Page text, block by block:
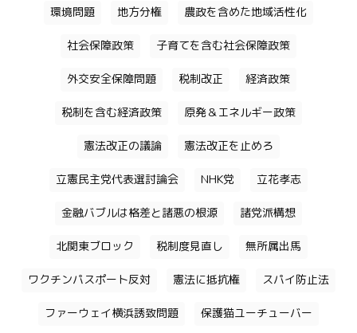
環境問題 地方分権 農政を含めた地域活性化
社会保障政策 子育てを含む社会保障政策
外交安全保障問題 税制改正 経済政策
税制を含む経済政策 原発＆エネルギー政策
憲法改正の議論 憲法改正を止めろ
立憲民主党代表選討論会 NHK党 立花孝志
金融バブルは格差と諸悪の根源 諸党派構想
北関東ブロック 税制度見直し 無所属出馬
ワクチンパスポート反対 憲法に抵抗権 スパイ防止法
ファーウェイ横浜誘致問題 保護猫ユーチューバー